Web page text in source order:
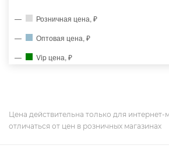
Розничная цена, ₽
Оптовая цена, ₽
Vip цена, ₽
Цена действительна только для интернет-
отличаться от цен в розничных магазинах